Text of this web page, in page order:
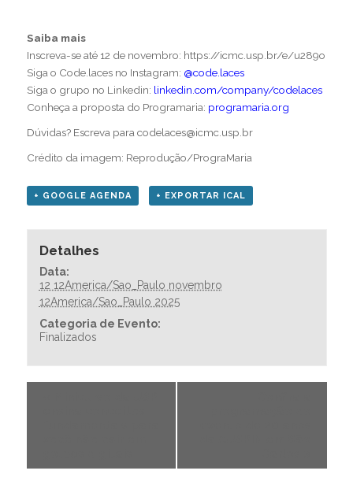
Saiba mais
Inscreva-se até 12 de novembro: https://icmc.usp.br/e/u289o
Siga o Code.laces no Instagram: @code.laces
Siga o grupo no Linkedin: linkedin.com/company/codelaces
Conheça a proposta do Programaria: programaria.org
Dúvidas? Escreva para codelaces@icmc.usp.br
Crédito da imagem: Reprodução/PrograMaria
+ GOOGLE AGENDA + EXPORTAR ICAL
Detalhes
Data:
12 12America/Sao_Paulo novembro
12America/Sao_Paulo 2025
Categoria de Evento:
Finalizados